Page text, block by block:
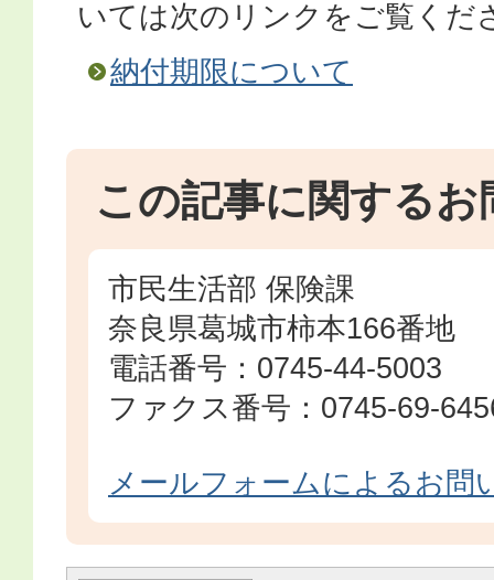
いては次のリンクをご覧くだ
納付期限について
この記事に関するお
市民生活部 保険課
奈良県葛城市柿本166番地
電話番号：0745-44-5003
ファクス番号：0745-69-
メールフォームによるお問